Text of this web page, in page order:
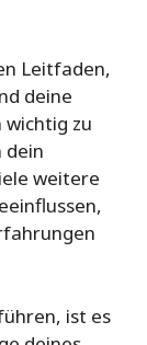
Leitfaden,
deine
wichtig zu
dein
weitere
ist es